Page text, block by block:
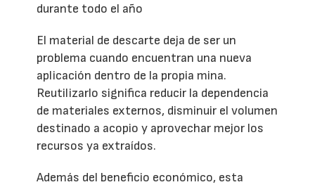
durante todo el año
El material de descarte deja de ser un
problema cuando encuentran una nueva
aplicación dentro de la propia mina.
Reutilizarlo significa reducir la dependencia
de materiales externos, disminuir el volumen
destinado a acopio y aprovechar mejor los
recursos ya extraídos.
Además del beneficio económico, esta